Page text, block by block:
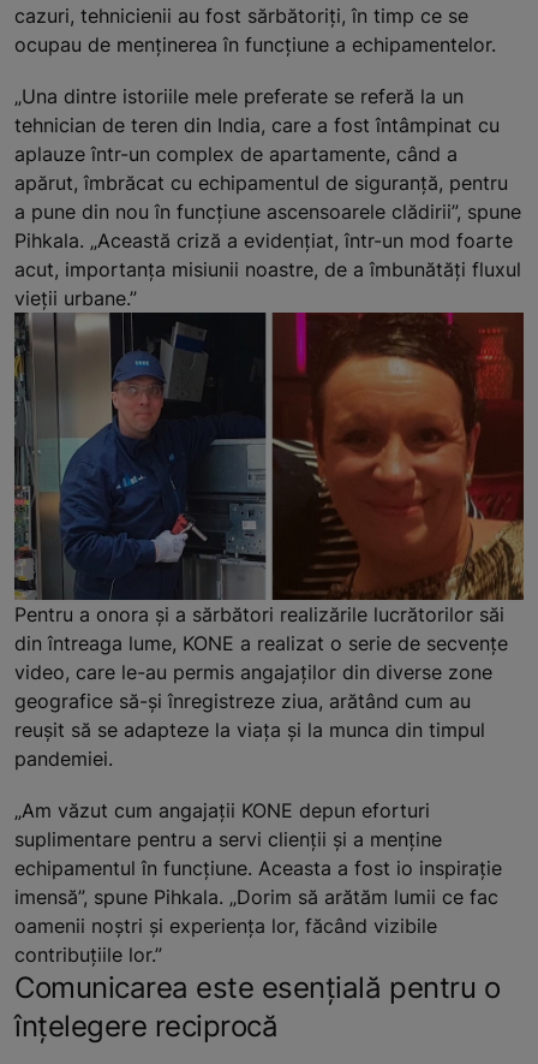
cazuri, tehnicienii au fost sărbătoriți, în timp ce se
ocupau de menținerea în funcțiune a echipamentelor.
„Una dintre istoriile mele preferate se referă la un
tehnician de teren din India, care a fost întâmpinat cu
aplauze într-un complex de apartamente, când a
apărut, îmbrăcat cu echipamentul de siguranță, pentru
a pune din nou în funcțiune ascensoarele clădirii”, spune
Pihkala. „Această criză a evidențiat, într-un mod foarte
acut, importanța misiunii noastre, de a îmbunătăți fluxul
vieții urbane.”
Pentru a onora și a sărbători realizările lucrătorilor săi
din întreaga lume, KONE a realizat o serie de secvențe
video, care le-au permis angajaților din diverse zone
geografice să-și înregistreze ziua, arătând cum au
reușit să se adapteze la viața și la munca din timpul
pandemiei.
„Am văzut cum angajații KONE depun eforturi
suplimentare pentru a servi clienții și a menține
echipamentul în funcțiune. Aceasta a fost io inspirație
imensă”, spune Pihkala. „Dorim să arătăm lumii ce fac
oamenii noștri și experiența lor, făcând vizibile
contribuțiile lor.”
Comunicarea este esențială pentru o
înțelegere reciprocă